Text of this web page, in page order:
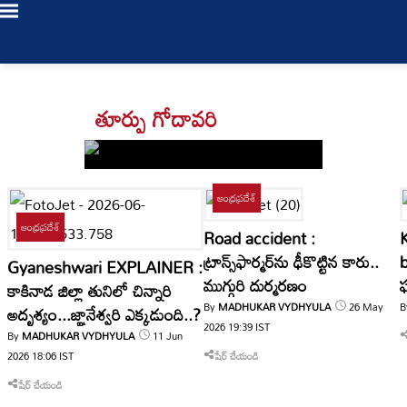
0
Bookmarks
My Profile
LIVE
TV
తాజా
వార్తలు
తూర్పు గోదావరి
ఆంధ్రప్రదేశ్
Gyaneshwari EXPLAINER :
కాకినాడ జిల్లా తునిలో చిన్నారి
అదృశ్యం...జ్ఞానేశ్వరి ఎక్కడుంది..?
ByMADHUKAR VYDHYULA
11 Jun
202618:06IST
షేర్ చేయండి
ఆంధ్రప్రదేశ్
Road accident :
ట్రాన్స్‌ఫార్మర్‌ను ఢీకొట్టిన కారు..
ముగ్గురి దుర్మరణం
ByMADHUKAR VYDHYULA
26 May
202619:39IST
షేర్ చేయండి